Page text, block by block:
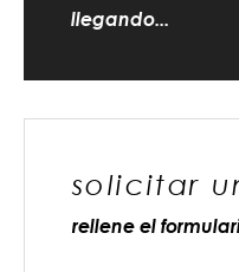
llegando...
solicitar
rellene el